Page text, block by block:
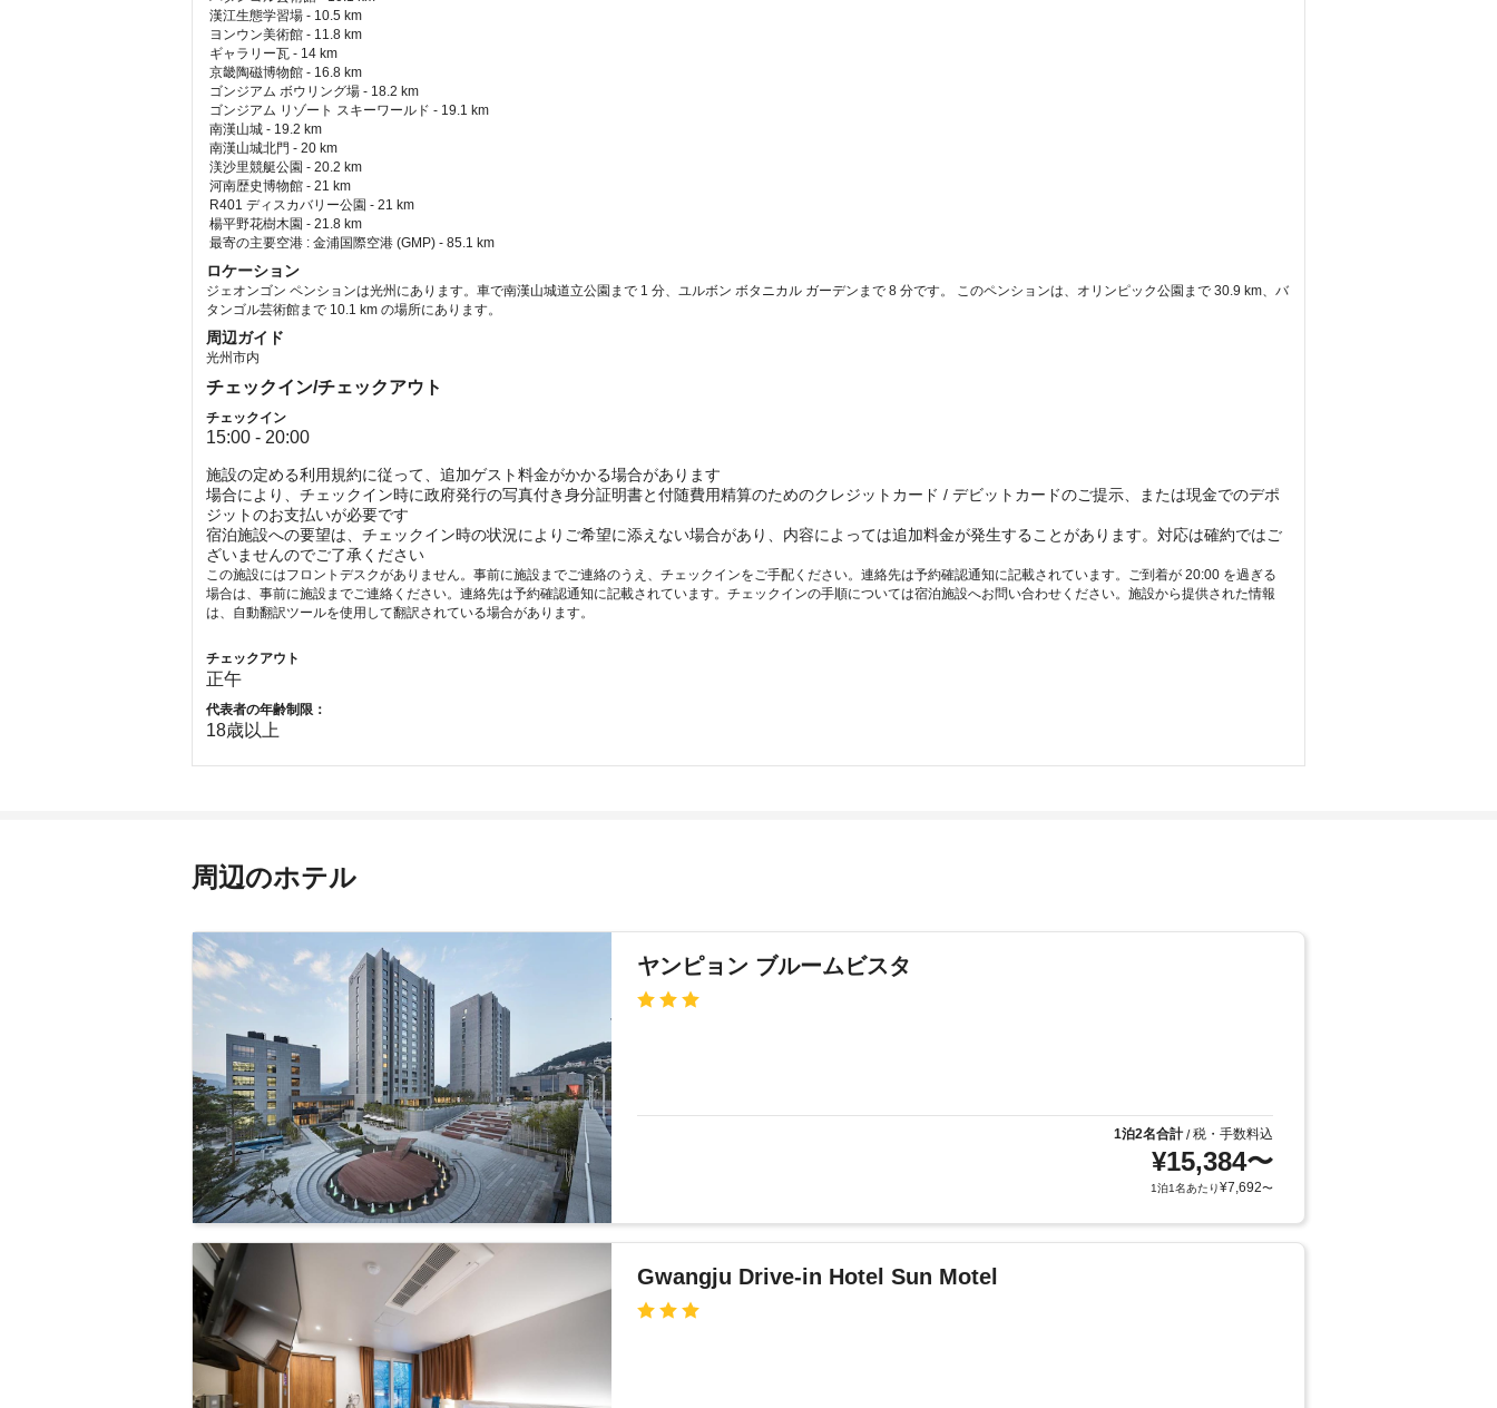
漢江生態学習場 - 10.5 km
ヨンウン美術館 - 11.8 km
ギャラリー瓦 - 14 km
京畿陶磁博物館 - 16.8 km
ゴンジアム ボウリング場 - 18.2 km
ゴンジアム リゾート スキーワールド - 19.1 km
南漢山城 - 19.2 km
南漢山城北門 - 20 km
渼沙里競艇公園 - 20.2 km
河南歴史博物館 - 21 km
R401 ディスカバリー公園 - 21 km
楊平野花樹木園 - 21.8 km
最寄の主要空港 : 金浦国際空港 (GMP) - 85.1 km
ロケーション
ジェオンゴン ペンションは光州にあります。車で南漢山城道立公園まで 1 分、ユルボン ボタニカル ガーデンまで 8 分です。 このペンションは、オリンピック公園まで 30.9 km、バ
タンゴル芸術館まで 10.1 km の場所にあります。
周辺ガイド
光州市内
チェックイン/チェックアウト
チェックイン
15:00 - 20:00
施設の定める利用規約に従って、追加ゲスト料金がかかる場合があります
場合により、チェックイン時に政府発行の写真付き身分証明書と付随費用精算のためのクレジットカード / デビットカードのご提示、または現金でのデポ
ジットのお支払いが必要です
宿泊施設への要望は、チェックイン時の状況によりご希望に添えない場合があり、内容によっては追加料金が発生することがあります。対応は確約ではご
ざいませんのでご了承ください
この施設にはフロントデスクがありません。事前に施設までご連絡のうえ、チェックインをご手配ください。連絡先は予約確認通知に記載されています。ご到着が 20:00 を過ぎる
場合は、事前に施設までご連絡ください。連絡先は予約確認通知に記載されています。チェックインの手順については宿泊施設へお問い合わせください。施設から提供された情報
は、自動翻訳ツールを使用して翻訳されている場合があります。
チェックアウト
正午
代表者の年齢制限：
18歳以上
周辺のホテル
ヤンピョン ブルームビスタ
1泊2名合計/税・手数料込
¥15,384〜
1泊1名あたり¥7,692〜
Gwangju Drive-in Hotel Sun Motel